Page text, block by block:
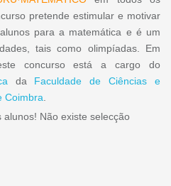
pretende estimular e motivar
para a matemática e é um
tais como olimpíadas. Em
concurso está a cargo do
da Faculdade de Ciências e
Coimbra.
Não existe selecção